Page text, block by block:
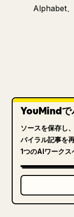
Alphabet
YouMindで
ソースを保存し
バイラル記事を
1つのAIワークス